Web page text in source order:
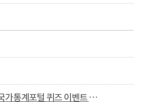
2026년 6월 국가통계포털 퀴즈 이벤트 당첨자 발표